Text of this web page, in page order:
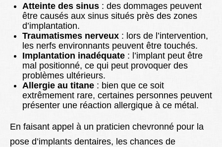
Atteinte des sinus : des dommages peuvent
être causés aux sinus situés près des zones
d’implantation.
Traumatismes nerveux : lors de l’intervention,
les nerfs environnants peuvent être touchés.
Implantation inadéquate : l’implant peut être
mal positionné, ce qui peut provoquer des
problèmes ultérieurs.
Allergie au titane : bien que ce soit
extrêmement rare, certaines personnes peuvent
présenter une réaction allergique à ce métal.
En faisant appel à un praticien chevronné pour la
pose d’implants dentaires, les chances de